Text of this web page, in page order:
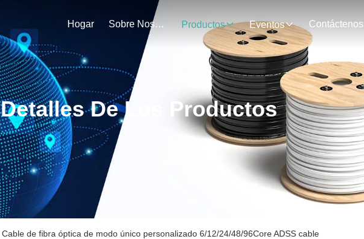
Hogar Sobre Nosotros Productos Eventos Contáctenos
Detalles De Los Productos
Cable de fibra óptica de modo único personalizado 6/12/24/48/96Core ADSS cable